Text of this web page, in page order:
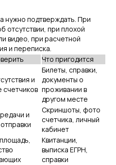
нужно подтверждать. При
отсутствии, при плохой
видео, при расчетной
и переписка.
Что пригодится
и
счетчиков
Билеты, справки,
документы о
проживании в
другом месте
и
Скриншоты, фото
счетчика, личный
кабинет
Квитанции,
выписка ЕГРН,
справки